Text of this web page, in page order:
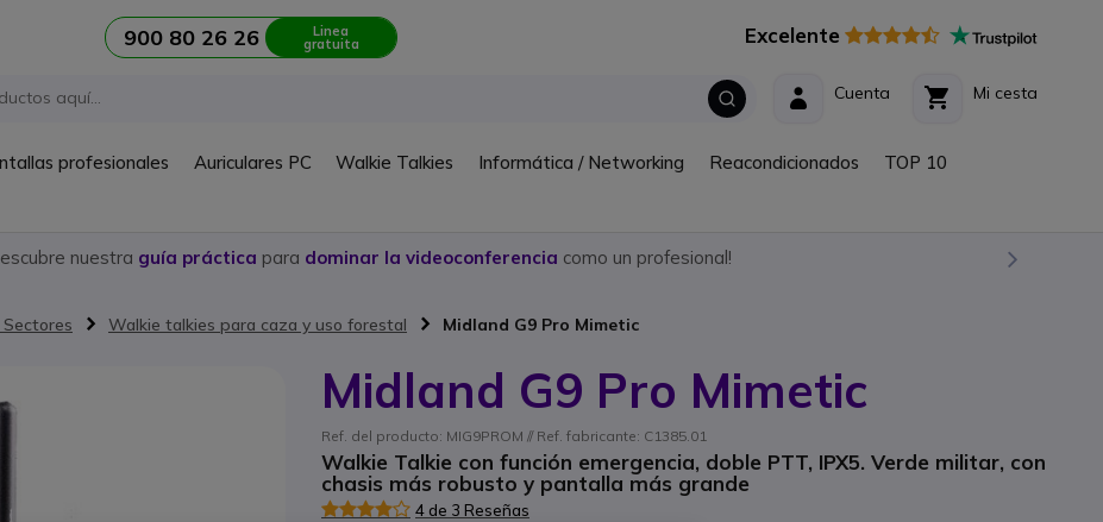
900 80 26 26 Linea
gratuita Excelente
Mi cesta
Cuenta
profesionales Auriculares PC Walkie Talkies Informática / Networking Reacondicionados TOP 10
nuestra guía práctica para dominar la videoconferencia como un profesional!
Walkie talkies para caza y uso forestal Midland G9 Pro Mimetic
Midland G9 Pro Mimetic
Ref. del producto: MIG9PROM // Ref. fabricante: C1385.01
Walkie Talkie con función emergencia, doble PTT, IPX5. Verde militar, con
chasis más robusto y pantalla más grande
4 de 3 Reseñas